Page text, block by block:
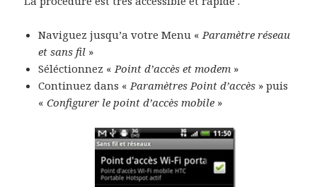
Naviguez jusqu’a votre Menu « Paramètre réseau
et sans fil »
Séléctionnez « Point d’accès et modem »
Continuez dans « Paramètres Point d’accès » puis
«Configurer le point d’accès mobile »